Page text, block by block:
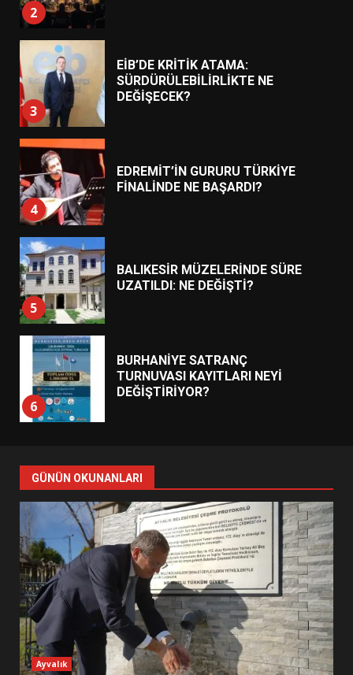
3
4
EDREMİT’İN GURURU TÜRKİYE
FİNALİNDE NE BAŞARDI?
5
BALIKESİR MÜZELERİNDE SÜRE
UZATILDI: NE DEĞİŞTİ?
6
BURHANİYE SATRANÇ
TURNUVASI KAYITLARI NEYİ
7
BURHANİYE BELEDİYESPOR’DA
YENİ YÖNETİM NASIL
ŞEKİLLENDİ?
AYVALIK SU MİRASI İÇİN
HAREKETE GEÇİYOR: GÖZLER
BULUŞMADA
2
ESA 2026’DA TÜRK BAHARATI
NEYİ TEMSİL ETTİ?
EİB’DE KRİTİK ATAMA:
GÜNÜN OKUNANLARI
Ayvalık